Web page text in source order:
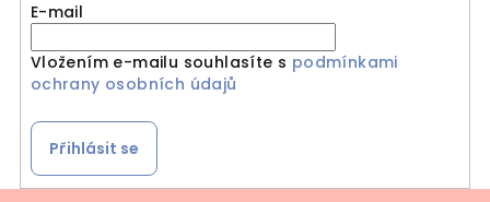
E-mail
Vložením e-mailu souhlasíte s podmínkami
ochrany osobních údajů
Přihlásit se